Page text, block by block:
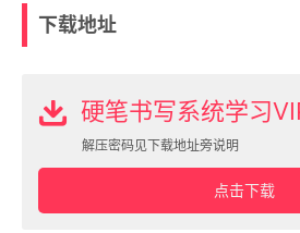
下载地址
硬笔书写系统学习VIP精
解压密码见下载地址旁说明
点击下载